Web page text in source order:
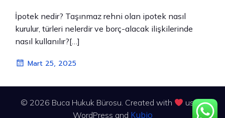
İpotek nedir? Taşınmaz rehni olan ipotek nasıl
kurulur, türleri nelerdir ve borç-alacak ilişkilerinde
nasıl kullanılır?[…]
Mart 25, 2025
© 2026 Buca Hukuk Bürosu. Created with
using
WordPress and Kubio